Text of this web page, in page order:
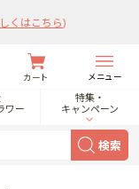
くはこちら)
カート メニュー
ワー
特集・
キャンペーン
検索